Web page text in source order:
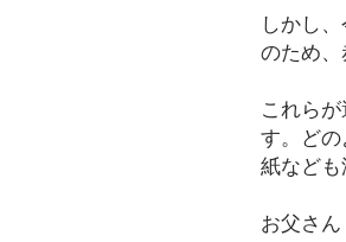
しかし
のため、
これら
す。ど
紙なども
お父さ